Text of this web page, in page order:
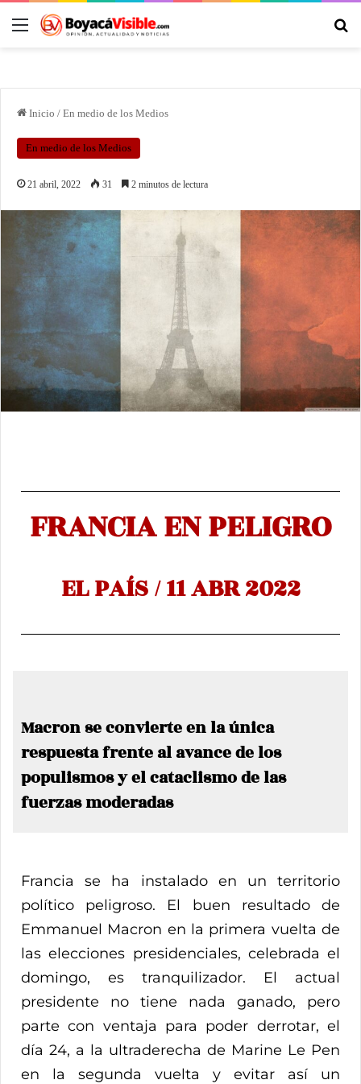
Inicio / En medio de los Medios
En medio de los Medios
21 abril, 2022 31 2 minutos de lectura
FRANCIA EN PELIGRO
EL PAÍS / 11 ABR 2022
Macron se convierte en la única
respuesta frente al avance de los
populismos y el cataclismo de las
fuerzas moderadas
Francia se ha instalado en un territorio
político peligroso. El buen resultado de
Emmanuel Macron en la primera vuelta de
las elecciones presidenciales, celebrada el
domingo, es tranquilizador. El actual
presidente no tiene nada ganado, pero
parte con ventaja para poder derrotar, el
día 24, a la ultraderecha de Marine Le Pen
en la segunda vuelta y evitar así un